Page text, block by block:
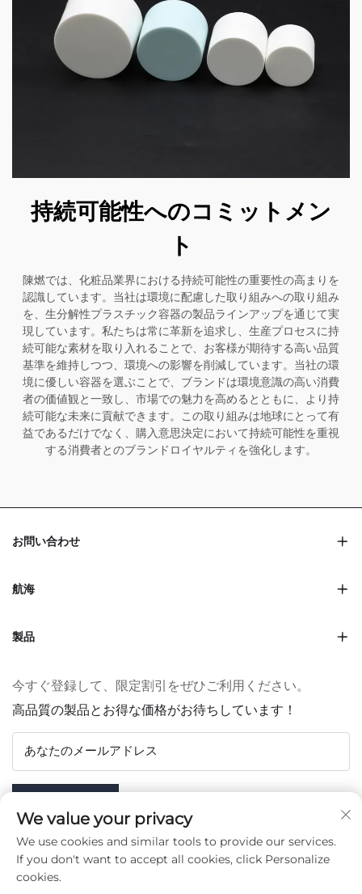
持続可能性へのコミットメン
ト
陳燃では、化粧品業界における持続可能性の重要性の高まりを
認識しています。当社は環境に配慮した取り組みへの取り組み
を、生分解性プラスチック容器の製品ラインアップを通じて実
現しています。私たちは常に革新を追求し、生産プロセスに持
続可能な素材を取り入れることで、お客様が期待する高い品質
基準を維持しつつ、環境への影響を削減しています。当社の環
境に優しい容器を選ぶことで、ブランドは環境意識の高い消費
者の価値観と一致し、市場での魅力を高めるとともに、より持
続可能な未来に貢献できます。この取り組みは地球にとって有
益であるだけでなく、購入意思決定において持続可能性を重視
する消費者とのブランドロイヤルティを強化します。
お問い合わせ
航海
製品
今すぐ登録して、限定割引をぜひご利用ください。
高品質の製品とお得な価格がお待ちしています！
あなたのメールアドレス
フォローする
We value your privacy
We use cookies and similar tools to provide our services.
If you don't want to accept all cookies, click Personalize
cookies.